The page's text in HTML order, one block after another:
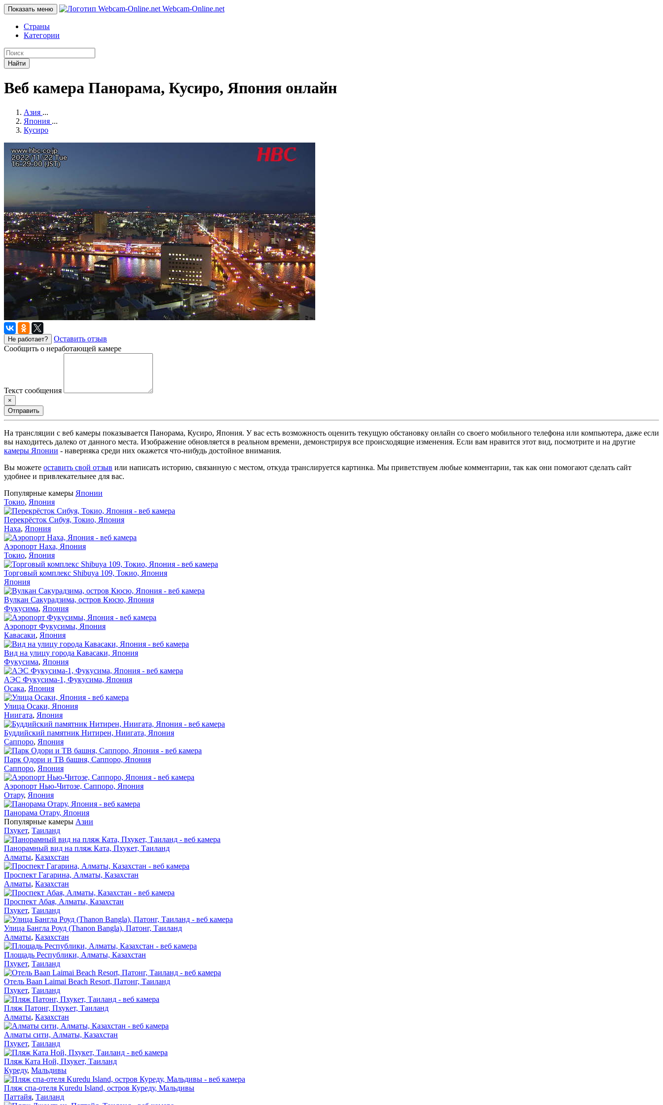
Показать меню Webcam-Online.net
Страны
Категории
Найти
Веб камера Панорама, Кусиро, Япония онлайн
Азия ...
Япония ...
Кусиро
Не работает?
Оставить отзыв
Сообщить о неработающей камере
Текст сообщения
×
Отправить
На трансляции с веб камеры показывается Панорама, Кусиро, Япония. У вас есть возможность оценить текущую обстановку онлайн со своего мобильного телефона или компьютера, даже если
вы находитесь далеко от данного места. Изображение обновляется в реальном времени, демонстрируя все происходящие изменения. Если вам нравится этот вид, посмотрите и на другие
камеры Японии - наверняка среди них окажется что-нибудь достойное внимания.
Вы можете оставить свой отзыв или написать историю, связанную с местом, откуда транслируется картинка. Мы приветствуем любые комментарии, так как они помогают сделать сайт
удобнее и привлекательнее для вас.
Популярные камеры Японии
Токио, Япония
Перекрёсток Сибуя, Токио, Япония
Наха, Япония
Аэропорт Наха, Япония
Токио, Япония
Торговый комплекс Shibuya 109, Токио, Япония
Япония
Вулкан Сакурадзима, остров Кюсю, Япония
Фукусима, Япония
Аэропорт Фукусимы, Япония
Кавасаки, Япония
Вид на улицу города Кавасаки, Япония
Фукусима, Япония
АЭС Фукусима-1, Фукусима, Япония
Осака, Япония
Улица Осаки, Япония
Ниигата, Япония
Буддийский памятник Нитирен, Ниигата, Япония
Саппоро, Япония
Парк Одори и ТВ башня, Саппоро, Япония
Саппоро, Япония
Аэропорт Нью-Читозе, Саппоро, Япония
Отару, Япония
Панорама Отару, Япония
Популярные камеры Азии
Пхукет, Таиланд
Панорамный вид на пляж Ката, Пхукет, Таиланд
Алматы, Казахстан
Проспект Гагарина, Алматы, Казахстан
Алматы, Казахстан
Проспект Абая, Алматы, Казахстан
Пхукет, Таиланд
Улица Бангла Роуд (Thanon Bangla), Патонг, Таиланд
Алматы, Казахстан
Площадь Республики, Алматы, Казахстан
Пхукет, Таиланд
Отель Baan Laimai Beach Resort, Патонг, Таиланд
Пхукет, Таиланд
Пляж Патонг, Пхукет, Таиланд
Алматы, Казахстан
Алматы сити, Алматы, Казахстан
Пхукет, Таиланд
Пляж Ката Ной, Пхукет, Таиланд
Куреду, Мальдивы
Пляж спа-отеля Kuredu Island, остров Куреду, Мальдивы
Паттайя, Таиланд